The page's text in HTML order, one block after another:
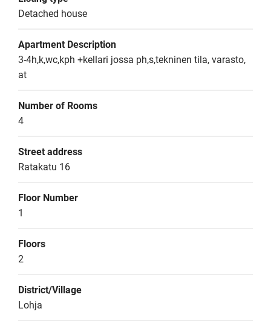
Detached house
Apartment Description
3-4h,k,wc,kph +kellari jossa ph,s,tekninen tila, varasto,
at
Number of Rooms
4
Street address
Ratakatu 16
Floor Number
1
Floors
2
District/Village
Lohja